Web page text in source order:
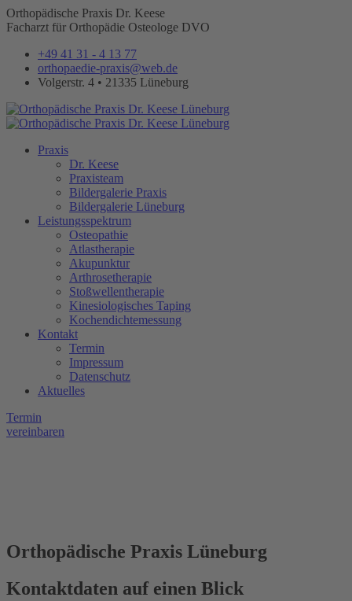
Orthopädische Praxis Dr. Keese
Facharzt für Orthopädie Osteologe DVO
+49 41 31 - 4 13 77
orthopaedie-praxis@web.de
Volgerstr. 4 • 21335 Lüneburg
Praxis
Dr. Keese
Praxisteam
Bildergalerie Praxis
Bildergalerie Lüneburg
Leistungsspektrum
Osteopathie
Atlastherapie
Akupunktur
Arthrosetherapie
Stoßwellentherapie
Kinesiologisches Taping
Kochendichtemessung
Kontakt
Termin
Impressum
Datenschutz
Aktuelles
Termin
vereinbaren
Orthopädische Praxis Lüneburg
Kontaktdaten auf einen Blick